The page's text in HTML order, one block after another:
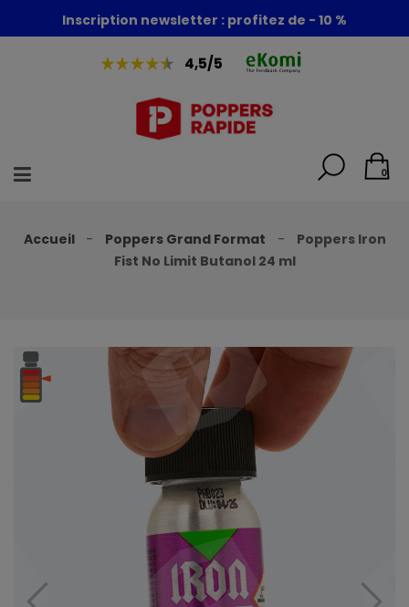
Foire aux poppers : - 30% + 1 poppers offert
Inscription newsletter : profitez de - 10 %
4,5/5
0
Accueil Poppers Grand Format
Poppers Iron
Fist No Limit Butanol 24 ml